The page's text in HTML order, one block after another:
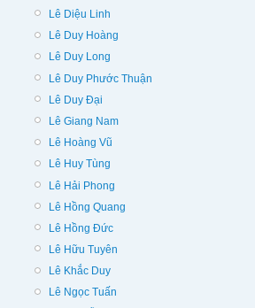
Lê Diệu Linh
Lê Duy Hoàng
Lê Duy Long
Lê Duy Phước Thuận
Lê Duy Đại
Lê Giang Nam
Lê Hoàng Vũ
Lê Huy Tùng
Lê Hải Phong
Lê Hồng Quang
Lê Hồng Đức
Lê Hữu Tuyên
Lê Khắc Duy
Lê Ngọc Tuấn